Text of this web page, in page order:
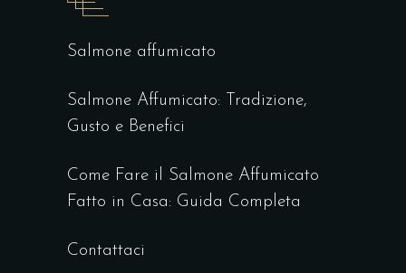
Salmone affumicato
Salmone Affumicato: Tradizione,
Gusto e Benefici
Come Fare il Salmone Affumicato
Fatto in Casa: Guida Completa
Contattaci